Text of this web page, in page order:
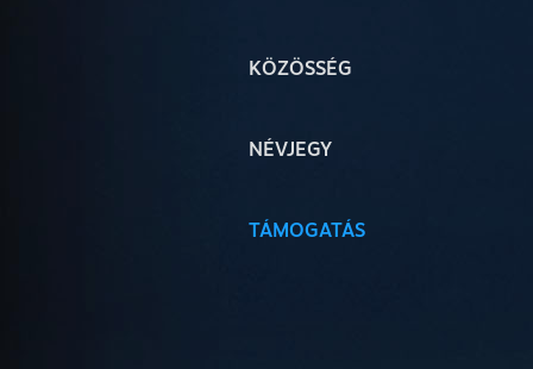
KÖZÖSSÉG
NÉVJEGY
TÁMOGATÁS